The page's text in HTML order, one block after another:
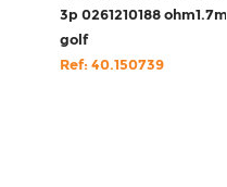
3p 0261210188 ohm1.7m
golf
Ref: 40.150739